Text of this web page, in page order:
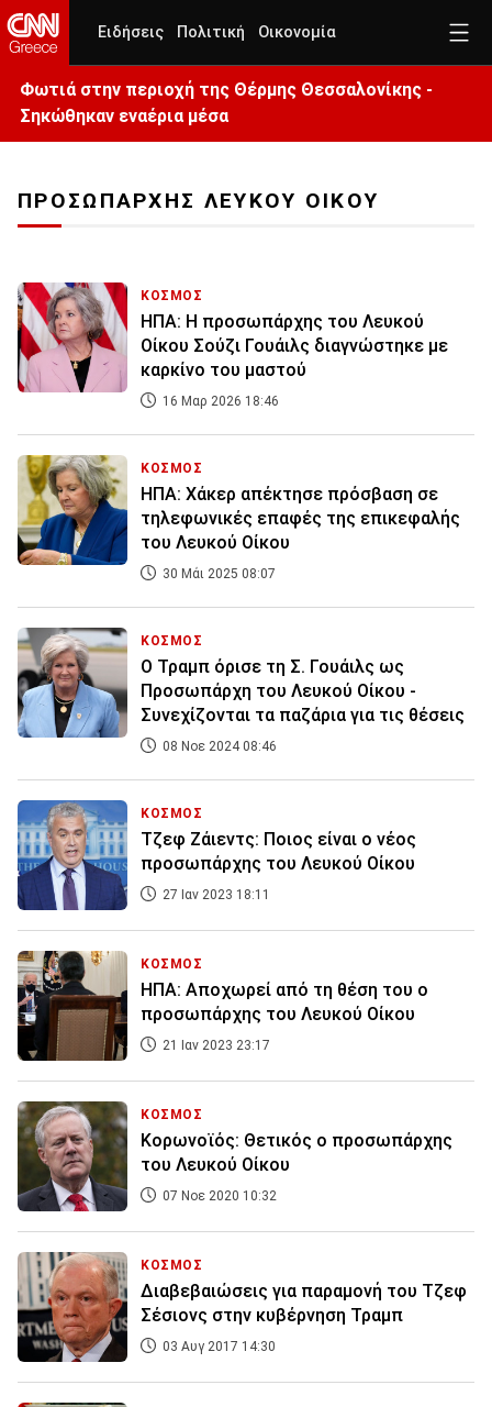
Ειδήσεις Πολιτική Οικονομία
Φωτιά στην περιοχή της Θέρμης Θεσσαλονίκης -
Σηκώθηκαν εναέρια μέσα
ΠΡΟΣΩΠΑΡΧΗΣ ΛΕΥΚΟΥ ΟΙΚΟΥ
ΚΟΣΜΟΣ
ΗΠΑ: Η προσωπάρχης του Λευκού
Οίκου Σούζι Γουάιλς διαγνώστηκε με
καρκίνο του μαστού
16 Μαρ 2026 18:46
ΚΟΣΜΟΣ
ΗΠΑ: Χάκερ απέκτησε πρόσβαση σε
τηλεφωνικές επαφές της επικεφαλής
του Λευκού Οίκου
30 Μάι 2025 08:07
ΚΟΣΜΟΣ
Ο Τραμπ όρισε τη Σ. Γουάιλς ως
Προσωπάρχη του Λευκού Οίκου -
Συνεχίζονται τα παζάρια για τις θέσεις
08 Νοε 2024 08:46
ΚΟΣΜΟΣ
Τζεφ Ζάιεντς: Ποιος είναι ο νέος
προσωπάρχης του Λευκού Οίκου
27 Ιαν 2023 18:11
ΚΟΣΜΟΣ
ΗΠΑ: Aποχωρεί από τη θέση του o
προσωπάρχης του Λευκού Οίκου
21 Ιαν 2023 23:17
ΚΟΣΜΟΣ
Κορωνοϊός: Θετικός ο προσωπάρχης
του Λευκού Οίκου
07 Νοε 2020 10:32
ΚΟΣΜΟΣ
Διαβεβαιώσεις για παραμονή του Τζεφ
Σέσιονς στην κυβέρνηση Τραμπ
03 Αυγ 2017 14:30